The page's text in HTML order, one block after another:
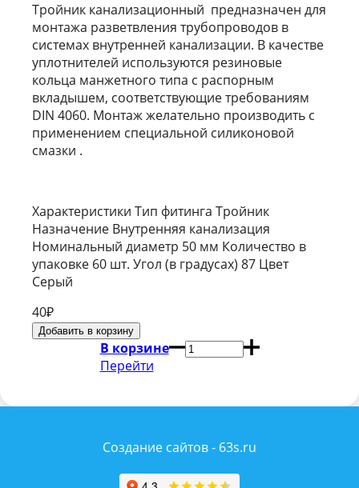
Тройник канализационный предназначен для
монтажа разветвления трубопроводов в
системах внутренней канализации. В качестве
уплотнителей используются резиновые
кольца манжетного типа с распорным
вкладышем, соответствующие требованиям
DIN 4060. Монтаж желательно производить с
применением специальной силиконовой
смазки .
Характеристики Тип фитинга Тройник
Назначение Внутренняя канализация
Номинальный диаметр 50 мм Количество в
упаковке 60 шт. Угол (в градусах) 87 Цвет
Серый
40₽
В корзине
Перейти
Создание сайтов - 63s.ru